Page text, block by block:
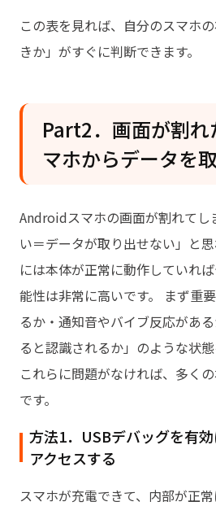
この表を見れば、自分のスマホ
きか」がすぐに判断できます。
Part2．画面が割
マホからデータを
Androidスマホの画面が割れてし
い＝データが取り出せない」と
には本体が正常に動作していれ
能性は非常に高いです。 まず重
るか・通知音やバイブ反応があ
ると認識されるか」のような状態
これらに問題がなければ、多く
です。
方法1．USBデバッグを有
アクセスする
スマホが充電できて、内部が正常